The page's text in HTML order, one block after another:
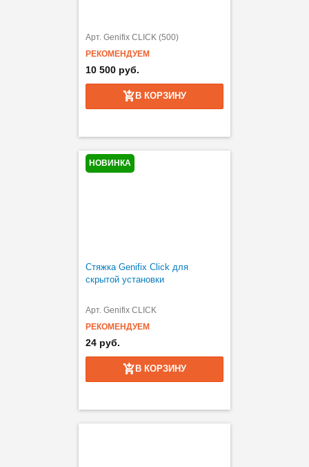
Арт. Genifix CLICK (500)
РЕКОМЕНДУЕМ
10 500 руб.
В КОРЗИНУ
НОВИНКА
Стяжка Genifix Click для
скрытой установки
Арт. Genifix CLICK
РЕКОМЕНДУЕМ
24 руб.
В КОРЗИНУ